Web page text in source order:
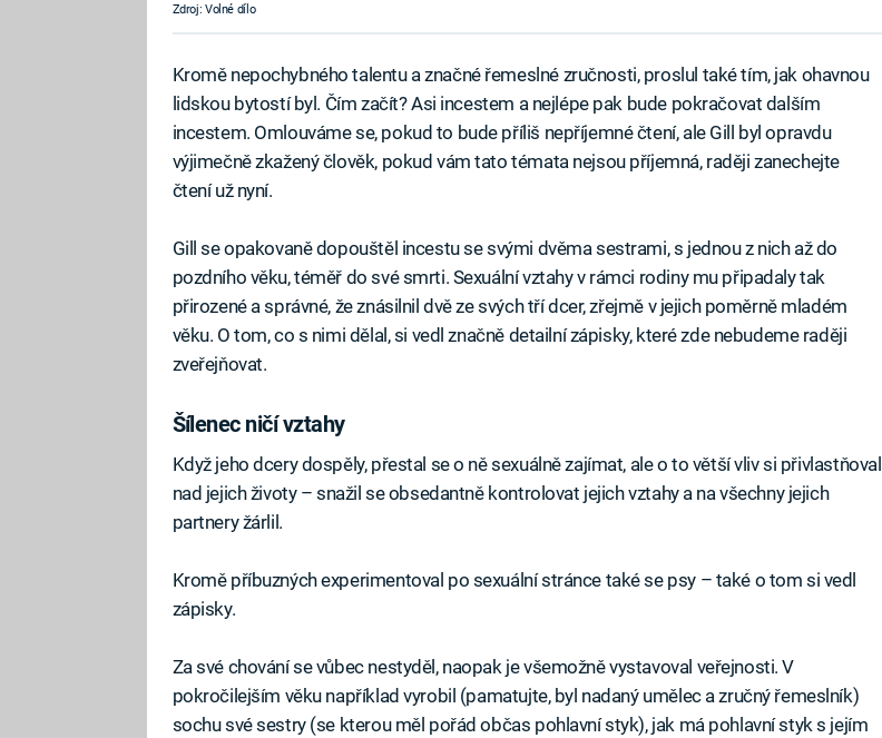
Zdroj: Volné dílo
Kromě nepochybného talentu a značné řemeslné zručnosti, proslul také tím, jak ohavnou
lidskou bytostí byl. Čím začít? Asi incestem a nejlépe pak bude pokračovat dalším
incestem. Omlouváme se, pokud to bude příliš nepříjemné čtení, ale Gill byl opravdu
výjimečně zkažený člověk, pokud vám tato témata nejsou příjemná, raději zanechejte
čtení už nyní.
Gill se opakovaně dopouštěl incestu se svými dvěma sestrami, s jednou z nich až do
pozdního věku, téměř do své smrti. Sexuální vztahy v rámci rodiny mu připadaly tak
přirozené a správné, že znásilnil dvě ze svých tří dcer, zřejmě v jejich poměrně mladém
věku. O tom, co s nimi dělal, si vedl značně detailní zápisky, které zde nebudeme raději
zveřejňovat.
Šílenec ničí vztahy
Když jeho dcery dospěly, přestal se o ně sexuálně zajímat, ale o to větší vliv si přivlastňoval
nad jejich životy – snažil se obsedantně kontrolovat jejich vztahy a na všechny jejich
partnery žárlil.
Kromě příbuzných experimentoval po sexuální stránce také se psy – také o tom si vedl
zápisky.
Za své chování se vůbec nestyděl, naopak je všemožně vystavoval veřejnosti. V
pokročilejším věku například vyrobil (pamatujte, byl nadaný umělec a zručný řemeslník)
sochu své sestry (se kterou měl pořád občas pohlavní styk), jak má pohlavní styk s jejím